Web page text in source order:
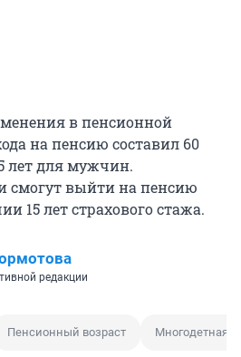
в пенсионной
на пенсию составил 60
лет для мужчин.
смогут выйти на пенсию
15 лет страхового стажа.
редакции
Пенсионный возраст Многодетная